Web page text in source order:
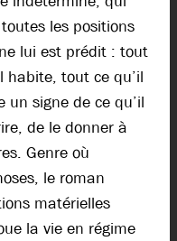
les positions
lui est prédit : tout
habite, tout ce qu’il
un signe de ce qu’il
de le donner à
Genre où
le roman
matérielles
la vie en régime